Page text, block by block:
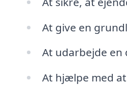
At give en
At udarbejde en
At hjælpe med